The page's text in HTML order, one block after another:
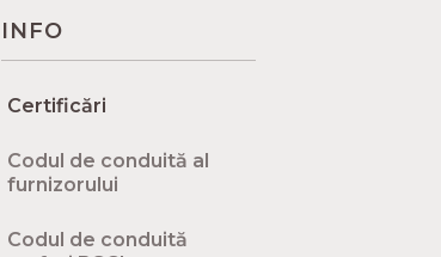
INFO
Certificări
Codul de conduită al
furnizorului
Codul de conduită